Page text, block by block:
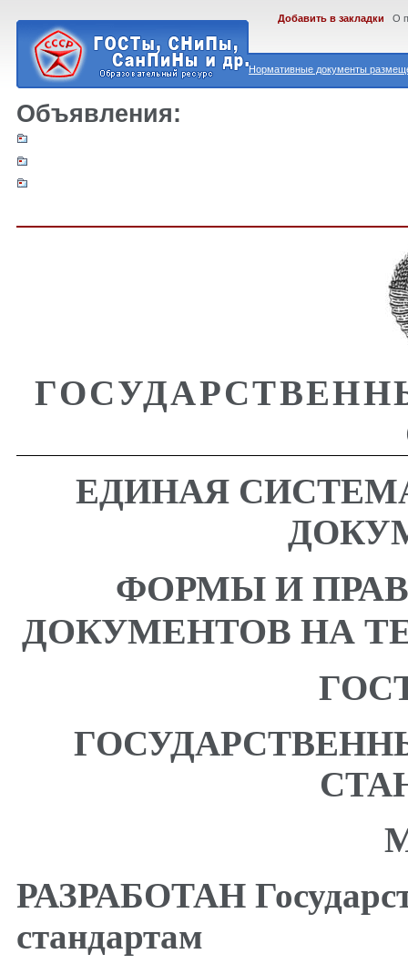
Нормативные документы
Добавить в закладки О
Объявления:
ЕДИНАЯ
ФОРМЫ И
ДОКУМЕНТОВ НА
РАЗРАБОТАН
стандартам